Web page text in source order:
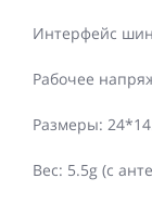
Интерфейс
Рабочее
Размеры:
Вес: 5.5g (с